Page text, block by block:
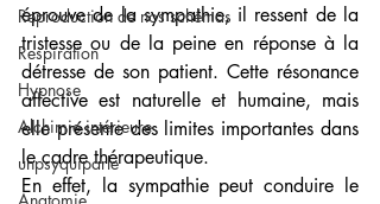
Reproduction de nos schémas
Respiration
Hypnose
Alchimie intérieure
unpsyquiparle
éprouve de la sympathie, il ressent de la
tristesse ou de la peine en réponse à la
détresse de son patient. Cette résonance
affective est naturelle et humaine, mais
elle présente des limites importantes dans
le cadre thérapeutique.
En effet, la sympathie peut conduire le